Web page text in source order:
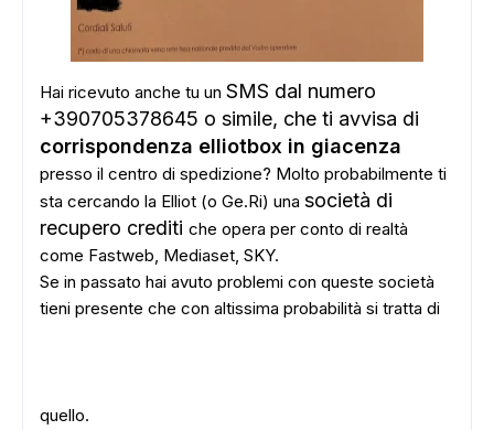
Hai ricevuto anche tu un SMS dal numero
+390705378645 o simile, che ti avvisa di
corrispondenza elliotbox in giacenza
presso il centro di spedizione? Molto probabilmente ti
sta cercando la Elliot (o Ge.Ri) una società di
recupero crediti che opera per conto di realtà
come Fastweb, Mediaset, SKY.
Se in passato hai avuto problemi con queste società
tieni presente che con altissima probabilità si tratta di
quello.